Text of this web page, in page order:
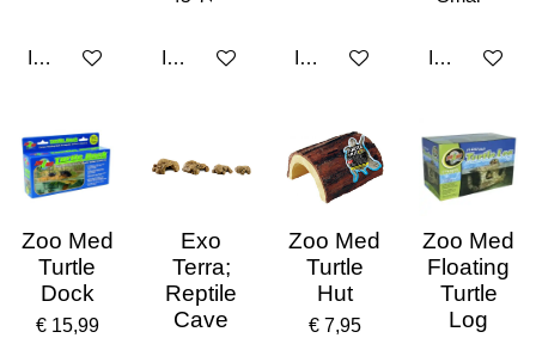
In winkelwagen In winkelwagen In winkelwagen In
Zoo Med
Turtle
Dock
€ 15,99
Exo
Terra;
Reptile
Cave
Zoo Med
Turtle
Hut
€ 7,95
Zoo Med
Floating
Turtle
Log